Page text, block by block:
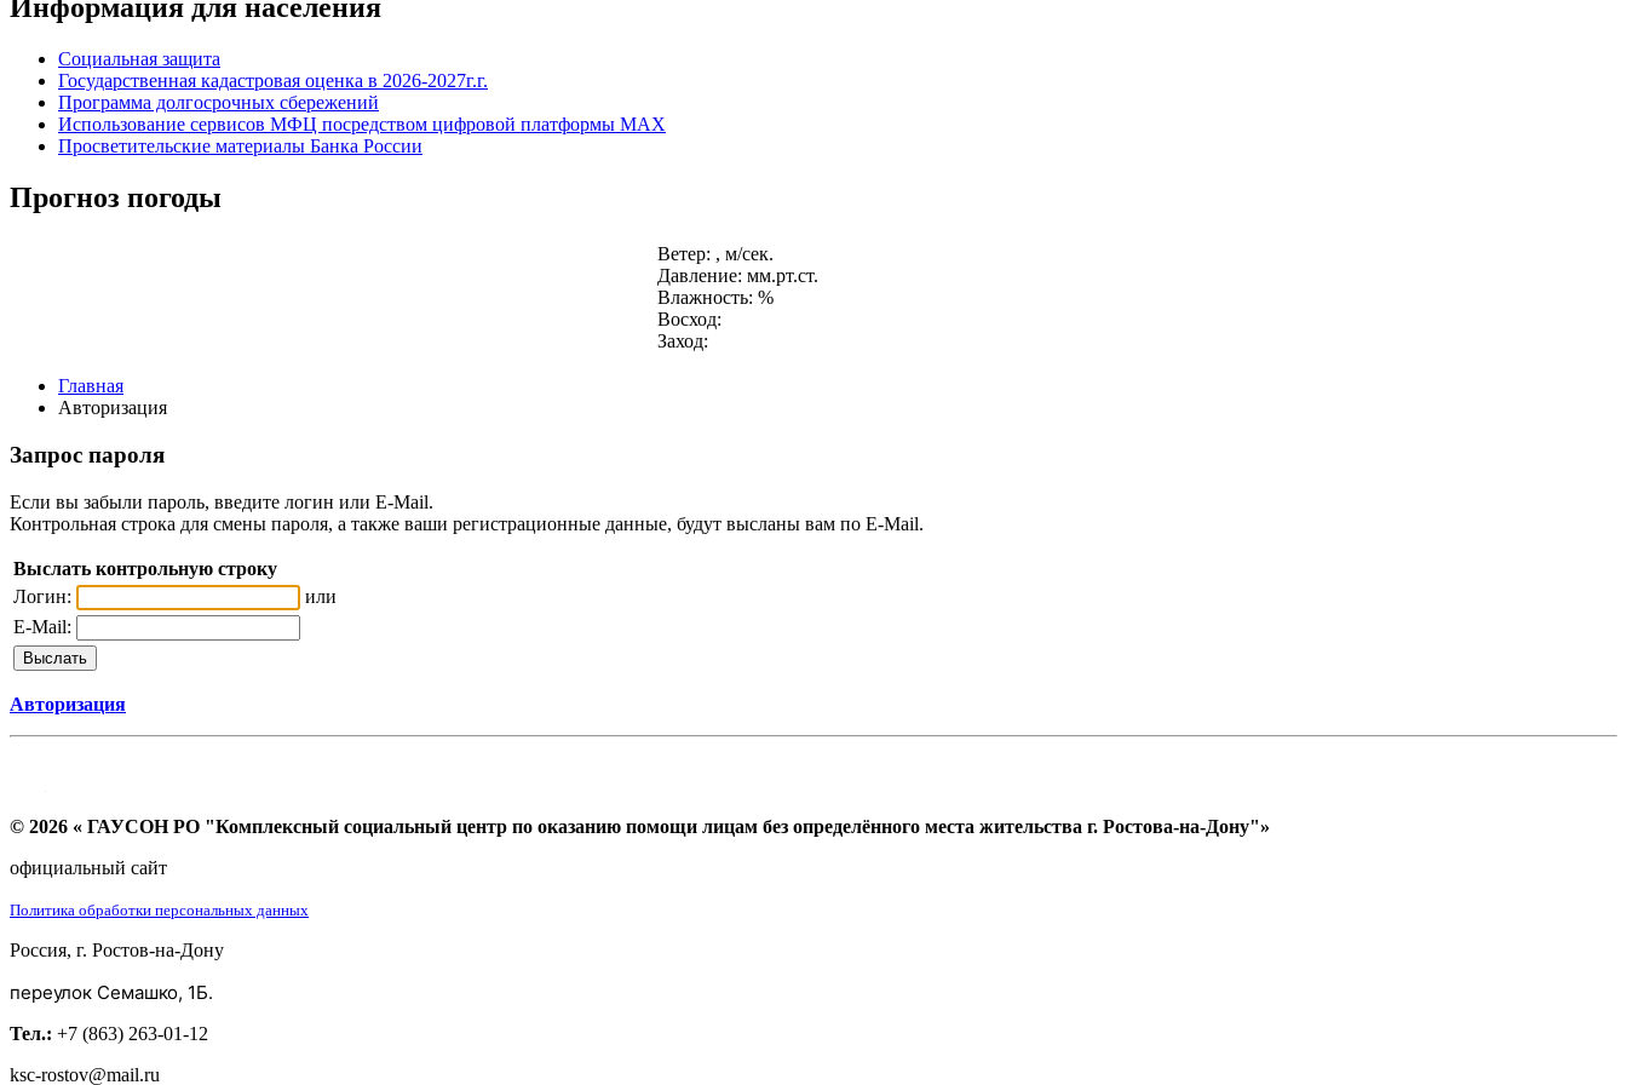
Информация для населения
Социальная защита
Государственная кадастровая оценка в 2026-2027г.г.
Программа долгосрочных сбережений
Использование сервисов МФЦ посредством цифровой платформы MAX
Просветительские материалы Банка России
Прогноз погоды
Ветер: , м/сек.
Давление: мм.рт.ст.
Влажность: %
Восход:
Заход:
Главная
Авторизация
Запрос пароля
Если вы забыли пароль, введите логин или E-Mail.
Контрольная строка для смены пароля, а также ваши регистрационные данные, будут высланы вам по E-Mail.
Выслать контрольную строку
Логин:
или
E-Mail:
Авторизация
© 2026 « ГАУСОН РО "Комплексный социальный центр по оказанию помощи лицам без определённого места жительства г. Ростова-на-Дону"»
официальный сайт
Политика обработки персональных данных
Россия, г. Ростов-на-Дону
переулок Семашко, 1Б.
Тел.: +7 (863) 263-01-12
ksc-rostov@mail.ru